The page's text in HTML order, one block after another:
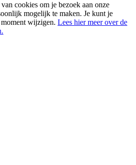
cookies om je bezoek aan onze
mogelijk te maken. Je kunt je
wijzigen. Lees hier meer over de